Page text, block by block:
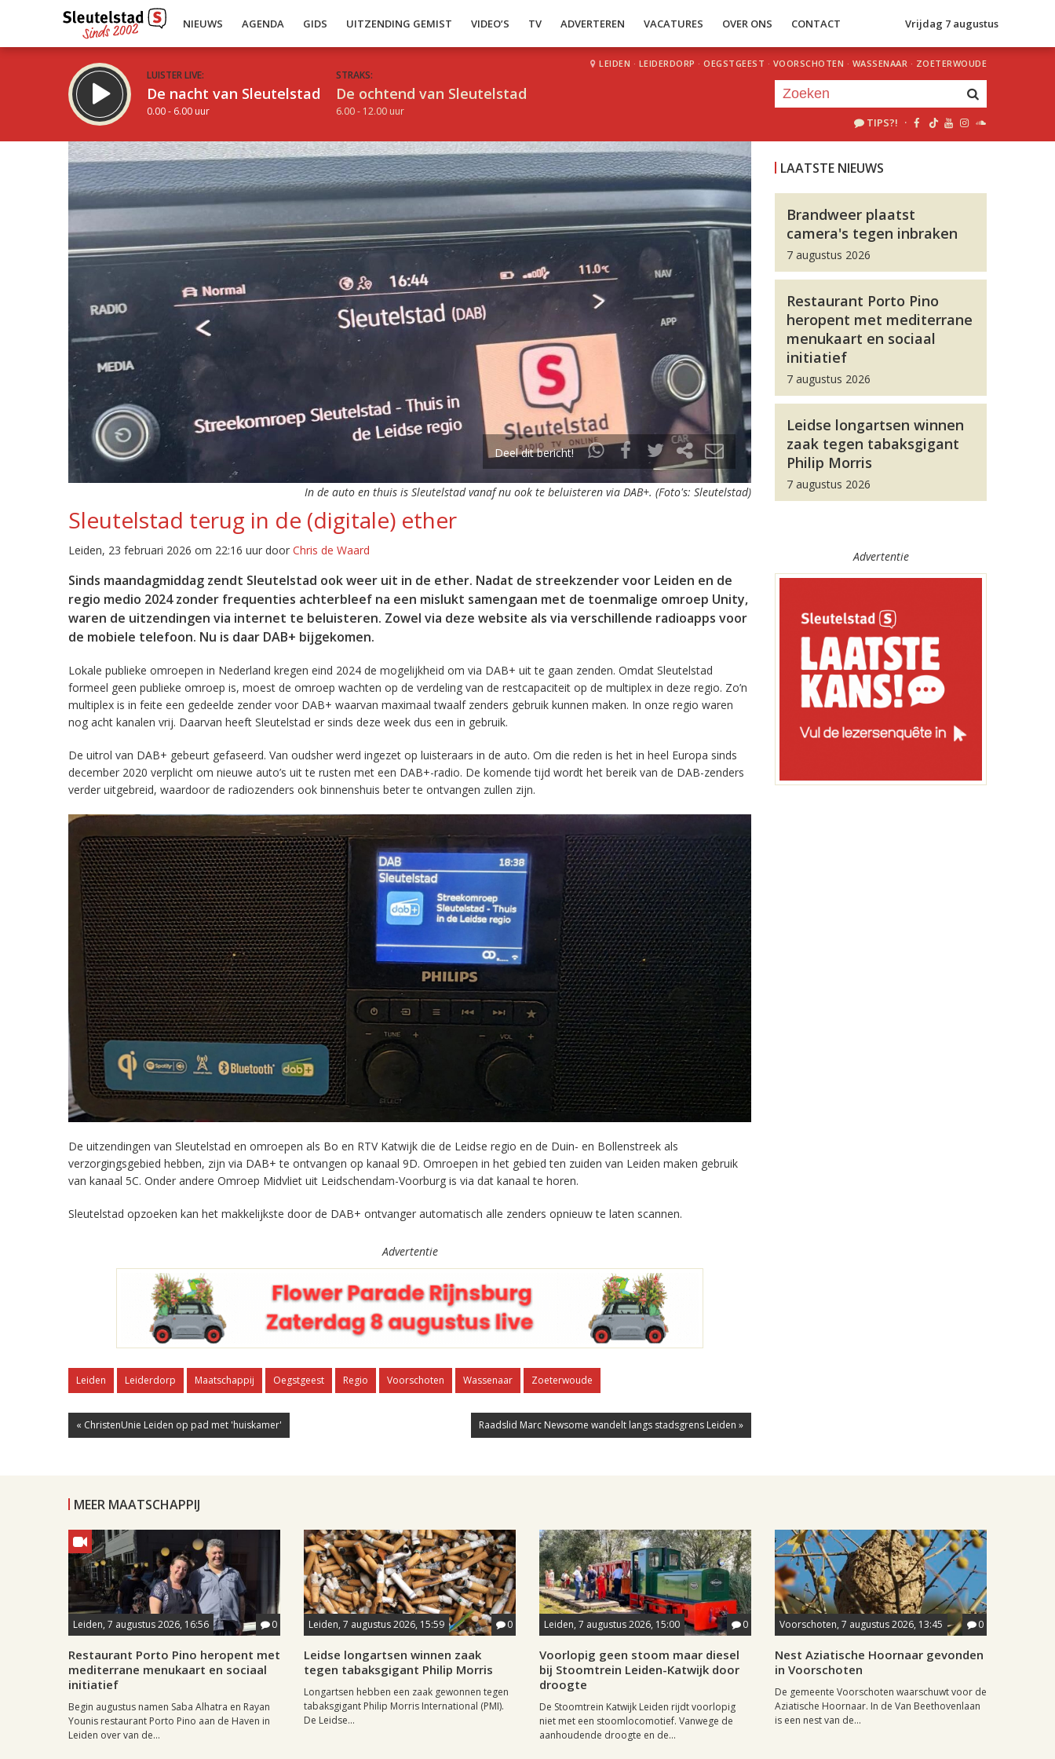
NIEUWS AGENDA GIDS UITZENDING GEMIST VIDEO’S TV ADVERTEREN VACATURES OVER ONS CONTACT Vrijdag 7 augustus
LUISTER LIVE:
De nacht van Sleutelstad
0.00 - 6.00 uur
STRAKS:
De ochtend van Sleutelstad
6.00 - 12.00 uur
LEIDEN · LEIDERDORP · OEGSTGEEST · VOORSCHOTEN · WASSENAAR · ZOETERWOUDE
TIPS?! ·
Deel dit bericht!
In de auto en thuis is Sleutelstad vanaf nu ook te beluisteren via DAB+. (Foto's: Sleutelstad)
Sleutelstad terug in de (digitale) ether
Leiden, 23 februari 2026 om 22:16 uur door Chris de Waard
Sinds maandagmiddag zendt Sleutelstad ook weer uit in de ether. Nadat de streekzender voor Leiden en de
regio medio 2024 zonder frequenties achterbleef na een mislukt samengaan met de toenmalige omroep Unity,
waren de uitzendingen via internet te beluisteren. Zowel via deze website als via verschillende radioapps voor
de mobiele telefoon. Nu is daar DAB+ bijgekomen.
Lokale publieke omroepen in Nederland kregen eind 2024 de mogelijkheid om via DAB+ uit te gaan zenden. Omdat Sleutelstad
formeel geen publieke omroep is, moest de omroep wachten op de verdeling van de restcapaciteit op de multiplex in deze regio. Zo’n
multiplex is in feite een gedeelde zender voor DAB+ waarvan maximaal twaalf zenders gebruik kunnen maken. In onze regio waren
nog acht kanalen vrij. Daarvan heeft Sleutelstad er sinds deze week dus een in gebruik.
De uitrol van DAB+ gebeurt gefaseerd. Van oudsher werd ingezet op luisteraars in de auto. Om die reden is het in heel Europa sinds
december 2020 verplicht om nieuwe auto’s uit te rusten met een DAB+-radio. De komende tijd wordt het bereik van de DAB-zenders
verder uitgebreid, waardoor de radiozenders ook binnenshuis beter te ontvangen zullen zijn.
De uitzendingen van Sleutelstad en omroepen als Bo en RTV Katwijk die de Leidse regio en de Duin- en Bollenstreek als
verzorgingsgebied hebben, zijn via DAB+ te ontvangen op kanaal 9D. Omroepen in het gebied ten zuiden van Leiden maken gebruik
van kanaal 5C. Onder andere Omroep Midvliet uit Leidschendam-Voorburg is via dat kanaal te horen.
Sleutelstad opzoeken kan het makkelijkste door de DAB+ ontvanger automatisch alle zenders opnieuw te laten scannen.
Advertentie
Leiden Leiderdorp Maatschappij Oegstgeest Regio Voorschoten Wassenaar Zoeterwoude
« ChristenUnie Leiden op pad met 'huiskamer' Raadslid Marc Newsome wandelt langs stadsgrens Leiden »
LAATSTE NIEUWS
Brandweer plaatst
camera's tegen inbraken
7 augustus 2026
Restaurant Porto Pino
heropent met mediterrane
menukaart en sociaal
initiatief
7 augustus 2026
Leidse longartsen winnen
zaak tegen tabaksgigant
Philip Morris
7 augustus 2026
Advertentie
MEER MAATSCHAPPIJ
Leiden, 7 augustus 2026, 16:56 0
Restaurant Porto Pino heropent met
mediterrane menukaart en sociaal
initiatief
Begin augustus namen Saba Alhatra en Rayan
Younis restaurant Porto Pino aan de Haven in
Leiden over van de...
Leiden, 7 augustus 2026, 15:59 0
Leidse longartsen winnen zaak
tegen tabaksgigant Philip Morris
Longartsen hebben een zaak gewonnen tegen
tabaksgigant Philip Morris International (PMI).
De Leidse...
Leiden, 7 augustus 2026, 15:00 0
Voorlopig geen stoom maar diesel
bij Stoomtrein Leiden-Katwijk door
droogte
De Stoomtrein Katwijk Leiden rijdt voorlopig
niet met een stoomlocomotief. Vanwege de
aanhoudende droogte en de...
Voorschoten, 7 augustus 2026, 13:45 0
Nest Aziatische Hoornaar gevonden
in Voorschoten
De gemeente Voorschoten waarschuwt voor de
Aziatische Hoornaar. In de Van Beethovenlaan
is een nest van de...